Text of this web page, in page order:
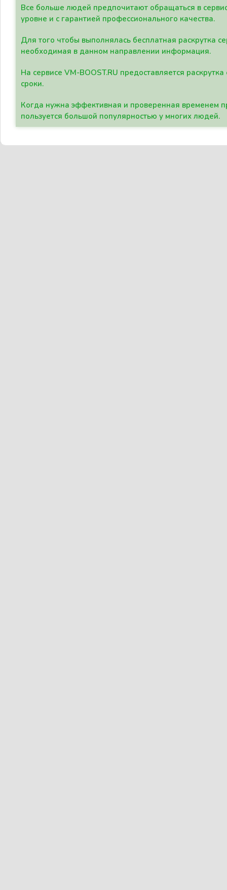
Все больше людей предпочитают обращаться в
уровне и с гарантией профессионального качества.
Для того чтобы выполнялась бесплатная раскрутка
необходимая в данном направлении информация.
На сервисе VM-BOOST.RU предоставляется
сроки.
Когда нужна эффективная и проверенная временем
пользуется большой популярностью у многих людей.